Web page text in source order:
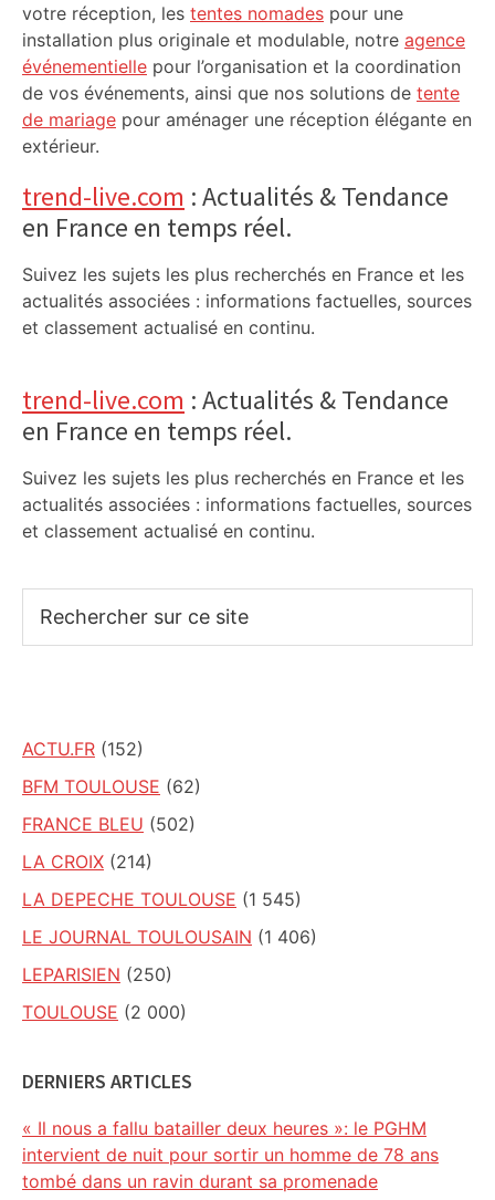
votre réception, les tentes nomades pour une
installation plus originale et modulable, notre agence
événementielle pour l’organisation et la coordination
de vos événements, ainsi que nos solutions de tente
de mariage pour aménager une réception élégante en
extérieur.
trend-live.com : Actualités & Tendance
en France en temps réel.
Suivez les sujets les plus recherchés en France et les
actualités associées : informations factuelles, sources
et classement actualisé en continu.
trend-live.com : Actualités & Tendance
en France en temps réel.
Suivez les sujets les plus recherchés en France et les
actualités associées : informations factuelles, sources
et classement actualisé en continu.
sur
ACTU.FR (152)
BFM TOULOUSE (62)
FRANCE BLEU (502)
LA CROIX (214)
LA DEPECHE TOULOUSE (1 545)
LE JOURNAL TOULOUSAIN (1 406)
LEPARISIEN (250)
TOULOUSE (2 000)
DERNIERS ARTICLES
« Il nous a fallu batailler deux heures »: le PGHM
intervient de nuit pour sortir un homme de 78 ans
tombé dans un ravin durant sa promenade